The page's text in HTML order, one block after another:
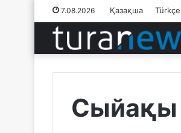
7.08.2026 Қазақша Türkçe
Сыйақы